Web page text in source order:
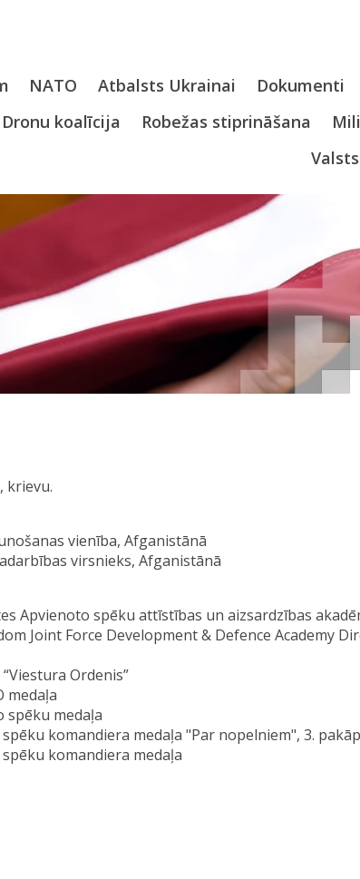
NATO Atbalsts Ukrainai Dokumenti
Dronu koalīcija Robežas stiprināšana
krievu.
vienība, Afganistānā
virsnieks, Afganistānā
Apvienoto spēku attīstības un aizsardzības
Joint Force Development & Defence Academy
Ordenis”
medaļa
medaļa
komandiera medaļa "Par nopelniem", 3.
komandiera medaļa